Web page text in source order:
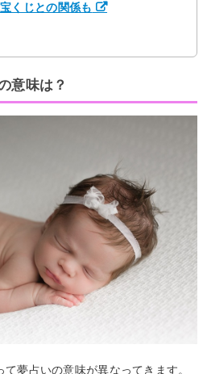
くじとの関係も
意味は？
夢占いの意味が異なってきます。